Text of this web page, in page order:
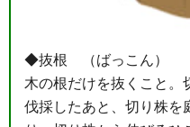
◆抜根 （ばっこん）
木の根だけを抜くこと。
伐採したあと、切り株を